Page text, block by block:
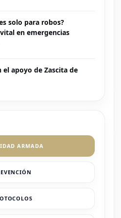
solo para robos?
en emergencias
apoyo de Zascita de
ARMADA